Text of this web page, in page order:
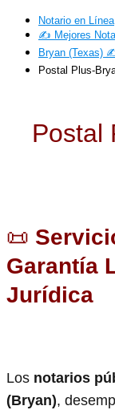
Notario en Línea
✍️ Mejores
Bryan (Texas)
Postal Plus-
Postal
📜
Garantía
Jurídica
Los notarios
(Bryan),